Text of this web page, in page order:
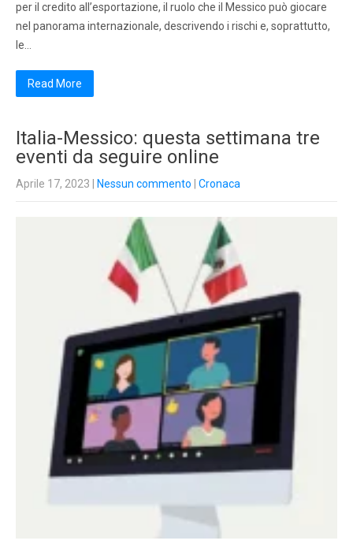
per il credito all’esportazione, il ruolo che il Messico può giocare
nel panorama internazionale, descrivendo i rischi e, soprattutto,
le…
Read More
Italia-Messico: questa settimana tre
eventi da seguire online
Aprile 17, 2023 Nessun commento Cronaca